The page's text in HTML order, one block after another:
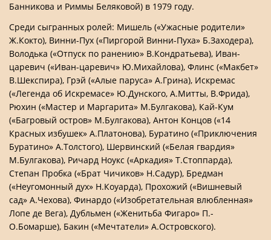
Банникова и Риммы Беляковой) в 1979 году.
Среди сыгранных ролей: Мишель («Ужасные родители»
Ж.Кокто), Винни-Пух («Пиргорой Винни-Пуха» Б.Заходера),
Володька («Отпуск по ранению» В.Кондратьева), Иван-
царевич («Иван-царевич» Ю.Михайлова), Флинс («Макбет»
В.Шекспира), Грэй («Алые паруса» А.Грина), Искремас
(«Легенда об Искремасе» Ю.Дунского, А.Митты, В.Фрида),
Рюхин («Мастер и Маргарита» М.Булгакова), Кай-Кум
(«Багровый остров» М.Булгакова), Антон Концов («14
Красных избушек» А.Платонова), Буратино («Приключения
Буратино» А.Толстого), Шервинский («Белая гвардия»
М.Булгакова), Ричард Ноукс («Аркадия» Т.Стоппарда),
Степан Пробка («Брат Чичиков» Н.Садур), Бредман
(«Неугомонный дух» Н.Коуарда), Прохожий («Вишневый
сад» А.Чехова), Финардо («Изобретательная влюбленная»
Лопе де Вега), Дубльмен («Женитьба Фигаро» П.-
О.Бомарше), Бакин («Мечтатели» А.Островского).